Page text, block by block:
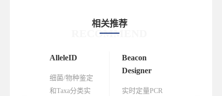
相关推荐
RECOMMEND
AlleleID
细菌/物种鉴定
和Taxa分类实
Beacon
Designer
实时定量PCR